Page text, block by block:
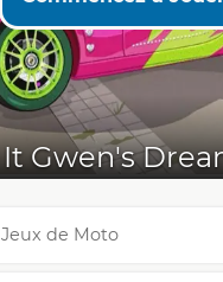
Jeux de Moto